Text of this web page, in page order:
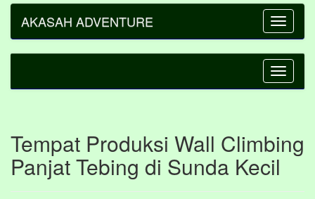
Toggle
AKASAH ADVENTURE
Toggle
Tempat Produksi Wall Climbing
Panjat Tebing di Sunda Kecil